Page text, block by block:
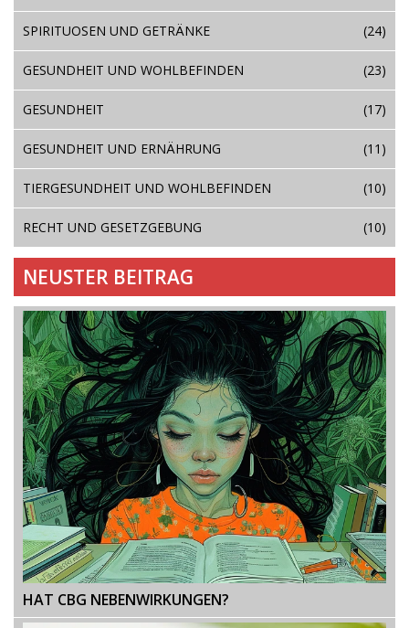
SPIRITUOSEN UND GETRÄNKE (24)
GESUNDHEIT UND WOHLBEFINDEN (23)
GESUNDHEIT (17)
GESUNDHEIT UND ERNÄHRUNG (11)
TIERGESUNDHEIT UND WOHLBEFINDEN (10)
RECHT UND GESETZGEBUNG (10)
NEUSTER BEITRAG
HAT CBG NEBENWIRKUNGEN?